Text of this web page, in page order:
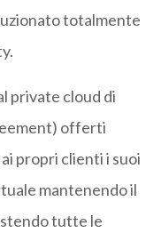
totalmente
private cloud di
offerti
propri clienti i suoi
mantenendo il
tutte le